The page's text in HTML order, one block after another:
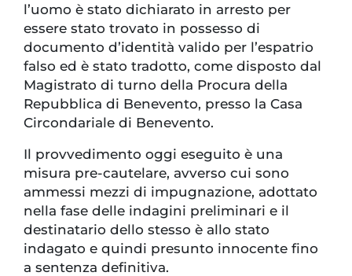
l’uomo è stato dichiarato in arresto per
essere stato trovato in possesso di
documento d’identità valido per l’espatrio
falso ed è stato tradotto, come disposto dal
Magistrato di turno della Procura della
Repubblica di Benevento, presso la Casa
Circondariale di Benevento.
Il provvedimento oggi eseguito è una
misura pre-cautelare, avverso cui sono
ammessi mezzi di impugnazione, adottato
nella fase delle indagini preliminari e il
destinatario dello stesso è allo stato
indagato e quindi presunto innocente fino
a sentenza definitiva.